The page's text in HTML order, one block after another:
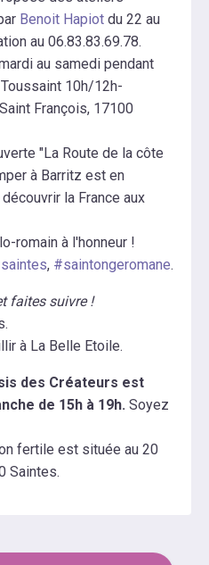
Benoit Hapiot du 22 au
au 06.83.83.69.78.
au samedi pendant
10h/12h-
François, 17100
"La Route de la côte
à Barritz est en
la France aux
romain à l'honneur !
, #saintongeromane.
faites suivre !
à La Belle Etoile.
des Créateurs est
de 15h à 19h. Soyez
fertile est située au 20
Saintes.